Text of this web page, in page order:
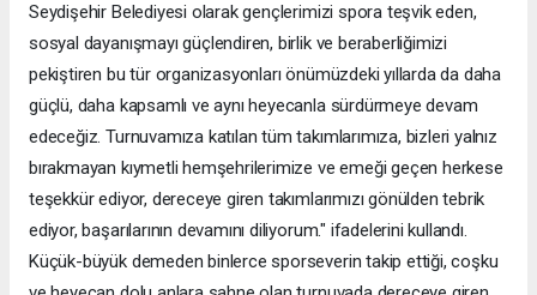
Seydişehir Belediyesi olarak gençlerimizi spora teşvik eden,
sosyal dayanışmayı güçlendiren, birlik ve beraberliğimizi
pekiştiren bu tür organizasyonları önümüzdeki yıllarda da daha
güçlü, daha kapsamlı ve aynı heyecanla sürdürmeye devam
edeceğiz. Turnuvamıza katılan tüm takımlarımıza, bizleri yalnız
bırakmayan kıymetli hemşehrilerimize ve emeği geçen herkese
teşekkür ediyor, dereceye giren takımlarımızı gönülden tebrik
ediyor, başarılarının devamını diliyorum." ifadelerini kullandı.
Küçük-büyük demeden binlerce sporseverin takip ettiği, coşku